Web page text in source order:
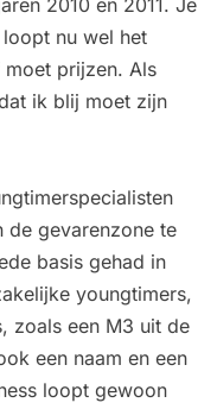
2010 en 2011. Je
nu wel het
moet prijzen. Als
ik blij moet zijn
de gevarenzone te
basis gehad in
youngtimers,
zoals een M3 uit de
een naam en een
loopt gewoon